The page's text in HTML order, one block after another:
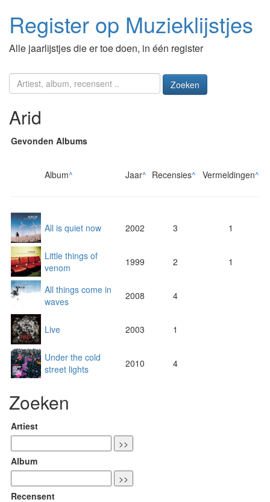
Register op Muzieklijstjes
Alle jaarlijstjes die er toe doen, in één register
Zoeken
Arid
Gevonden Albums
Album^ Jaar^ Recensies^ Vermeldingen^
All is quiet now 2002 3 1
Little things of
venom
1999 2 1
All things come in
waves
2008 4
Live 2003 1
Under the cold
street lights
2010 4
Zoeken
Artiest
Album
Recensent